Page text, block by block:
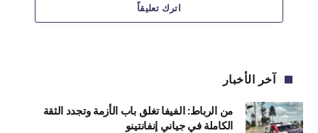
اترك تعليقاً
آخر الأخبار
من الرباط: الفيفا تغلق باب الأزمة وتجدد الثقة
الكاملة في جياني إنفانتينو